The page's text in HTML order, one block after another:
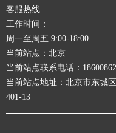
客服热线
工作时间：
周一至周五 9:00-18:00
当前站点：北京
当前站点联系电话：
当前站点地址：北京市东城
401-13